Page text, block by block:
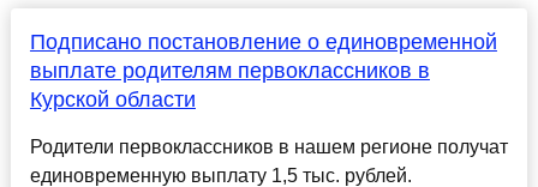
Подписано постановление о единовременной
выплате родителям первоклассников в
Курской области
Родители первоклассников в нашем регионе получат
единовременную выплату 1,5 тыс. рублей.